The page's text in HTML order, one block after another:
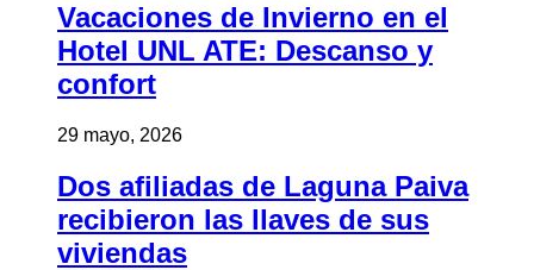
Vacaciones de Invierno en el
Hotel UNL ATE: Descanso y
confort
29 mayo, 2026
Dos afiliadas de Laguna Paiva
recibieron las llaves de sus
viviendas